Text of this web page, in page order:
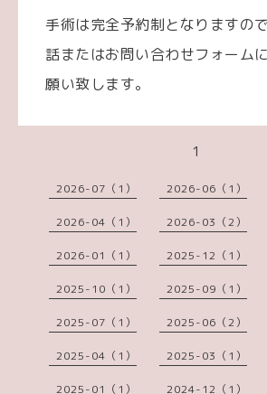
手術は完全予約制となりますの
話またはお問い合わせフォーム
願い致します。
1
2026-07（1） 2026-06（1）
2026-04（1） 2026-03（2）
2026-01（1） 2025-12（1）
2025-10（1） 2025-09（1）
2025-07（1） 2025-06（2）
2025-04（1） 2025-03（1）
2025-01（1） 2024-12（1）